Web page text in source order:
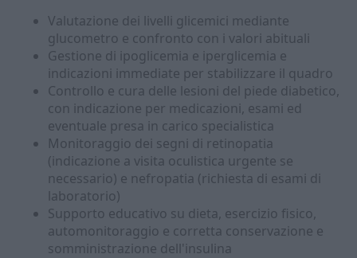
Valutazione dei livelli glicemici mediante
glucometro e confronto con i valori abituali
Gestione di ipoglicemia e iperglicemia e
indicazioni immediate per stabilizzare il quadro
Controllo e cura delle lesioni del piede diabetico,
con indicazione per medicazioni, esami ed
eventuale presa in carico specialistica
Monitoraggio dei segni di retinopatia
(indicazione a visita oculistica urgente se
necessario) e nefropatia (richiesta di esami di
laboratorio)
Supporto educativo su dieta, esercizio fisico,
automonitoraggio e corretta conservazione e
somministrazione dell'insulina